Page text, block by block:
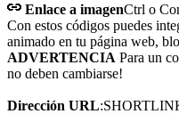
Enlace a imagenCtrl o
Con estos códigos puedes
animado en tu página web,
ADVERTENCIA Para un
no deben cambiarse!
Dirección URL: